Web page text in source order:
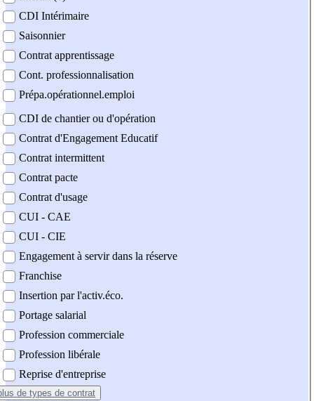
CDI Intérimaire
Saisonnier
Contrat apprentissage
Cont. professionnalisation
Prépa.opérationnel.emploi
CDI de chantier ou d'opération
Contrat d'Engagement Educatif
Contrat intermittent
Contrat pacte
Contrat d'usage
CUI - CAE
CUI - CIE
Engagement à servir dans la réserve
Franchise
Insertion par l'activ.éco.
Portage salarial
Profession commerciale
Profession libérale
Reprise d'entreprise
de types de contrat